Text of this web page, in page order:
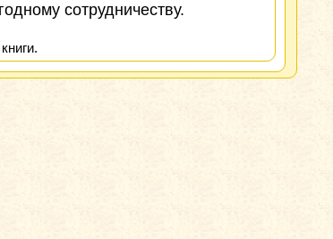
сотрудничеству.